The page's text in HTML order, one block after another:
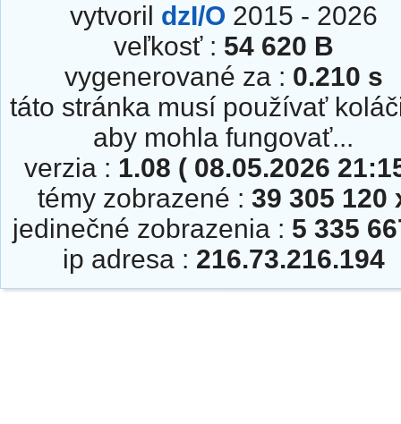
vytvoril dzI/O 2015 - 2026
veľkosť : 54 620 B
vygenerované za : 0.210 s
táto stránka musí používať
aby mohla fungovať...
verzia : 1.08 ( 08.05.2026
témy zobrazené : 39 305 120
jedinečné zobrazenia : 5 335
ip adresa : 216.73.216.194